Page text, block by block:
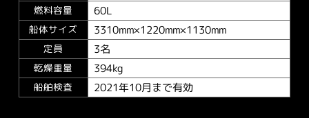
燃料容量 60L
船体サイズ 3310mm×1220mm×1130mm
定員 3名
乾燥重量 394kg
船舶検査 2021年10月まで有効